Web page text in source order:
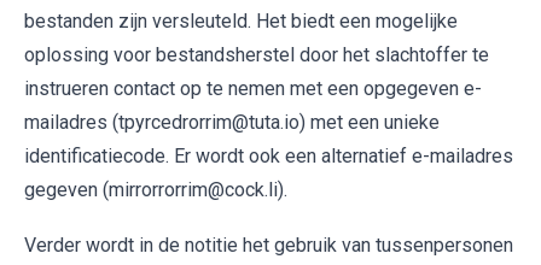
bestanden zijn versleuteld. Het biedt een mogelijke
oplossing voor bestandsherstel door het slachtoffer te
instrueren contact op te nemen met een opgegeven e-
mailadres (tpyrcedrorrim@tuta.io) met een unieke
identificatiecode. Er wordt ook een alternatief e-mailadres
gegeven (mirrorrorrim@cock.li).
Verder wordt in de notitie het gebruik van tussenpersonen